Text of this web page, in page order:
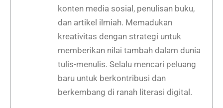
konten media sosial, penulisan buku,
dan artikel ilmiah. Memadukan
kreativitas dengan strategi untuk
memberikan nilai tambah dalam dunia
tulis-menulis. Selalu mencari peluang
baru untuk berkontribusi dan
berkembang di ranah literasi digital.